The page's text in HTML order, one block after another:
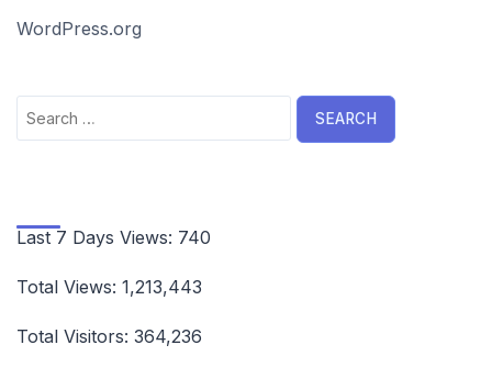
WordPress.org
Search
for:
Last 7 Days Views: 740
Total Views: 1,213,443
Total Visitors: 364,236